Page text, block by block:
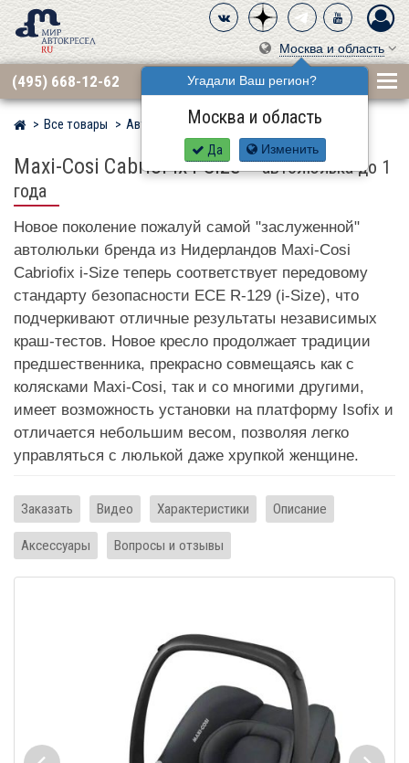
Москва и область
Угадали Ваш регион?
Москва и область
Да Изменить
(495) 668-12-62
Мир детских автокресел
Все товары Автокресла по бренду MAXI-COSI
Maxi-Cosi CabrioFix i-Size–автолюлька до 1
года
Новое поколение пожалуй самой "заслуженной"
автолюльки бренда из Нидерландов Maxi-Cosi
Cabriofix i-Size теперь соответствует передовому
стандарту безопасности ECE R-129 (i-Size), что
подчеркивают отличные результаты независимых
краш-тестов. Новое кресло продолжает традиции
предшественника, прекрасно совмещаясь как с
колясками Maxi-Cosi, так и со многими другими,
имеет возможность установки на платформу Isofix и
отличается небольшим весом, позволяя легко
управляться с люлькой даже хрупкой женщине.
Заказать Видео Характеристики Описание
Аксессуары Вопросы и отзывы